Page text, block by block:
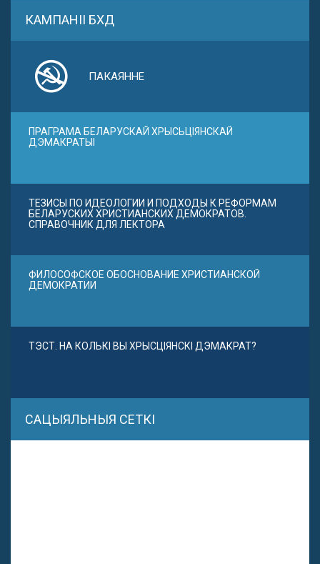
КАМПАНІІ БХД
ПАКАЯННЕ
ПРАГРАМА БЕЛАРУСКАЙ ХРЫСЬЦІЯНСКАЙ
ДЭМАКРАТЫІ
ТЕЗИСЫ ПО ИДЕОЛОГИИ И ПОДХОДЫ К РЕФОРМАМ
БЕЛАРУСКИХ ХРИСТИАНСКИХ ДЕМОКРАТОВ.
СПРАВОЧНИК ДЛЯ ЛЕКТОРА
ФИЛОСОФСКОЕ ОБОСНОВАНИЕ ХРИСТИАНСКОЙ
ДЕМОКРАТИИ
ТЭСТ. НА КОЛЬКІ ВЫ ХРЫСЦІЯНСКІ ДЭМАКРАТ?
САЦЫЯЛЬНЫЯ СЕТКІ